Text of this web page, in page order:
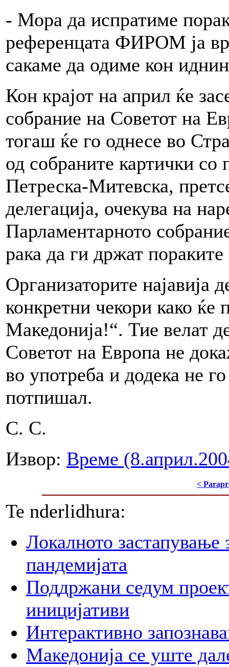
- Мора да испратиме
референцата ФИРОМ ја
сакаме да одиме кон
Кон крајот на април ќе
собрание на Советот на
тогаш ќе го однесе во
од собраните картички со
Петреска-Митевска,
делегација, очекува на
Парламентарното
рака да ги држат
Организаторите најавија
конкретни чекори како
Македонија!“. Тие велат
Советот на Европа не
во употреба и додека не
потпишал.
С. С.
Извор: Време
<
Te nderlidhura:
Локалното застапување
пандемијата
Поддржани седум
иницијативи
Интерактивно
Македонија се уште